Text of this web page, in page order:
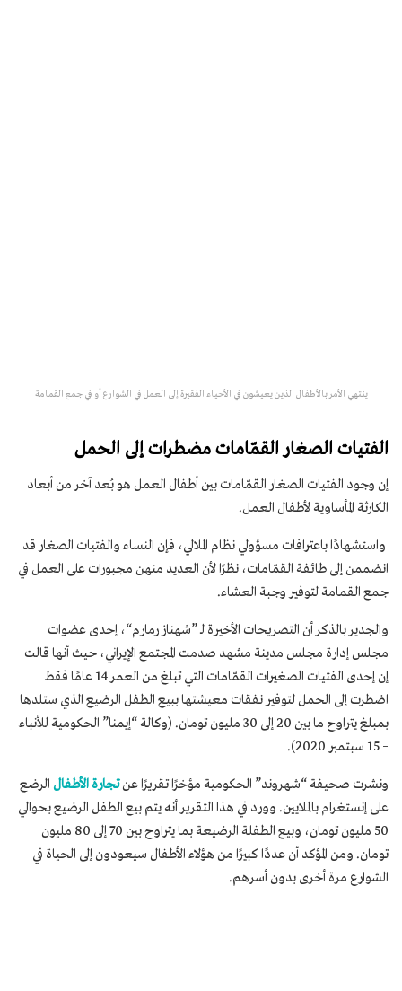
ينتهي الأمر بالأطفال الذين يعيشون في الأحياء الفقيرة إلى العمل في الشوارع أو في جمع القمامة
الفتيات الصغار القمّامات مضطرات إلى الحمل
إن وجود الفتيات الصغار القمّامات بين أطفال العمل هو بُعد آخر من أبعاد
الكارثة المأساوية لأطفال العمل.
واستشهادًا باعترافات مسؤولي نظام الملالي، فإن النساء والفتيات الصغار قد
انضممن إلى طائفة القمّامات، نظرًا لأن العديد منهن مجبورات على العمل في
جمع القمامة لتوفير وجبة العشاء.
والجدير بالذكر أن التصريحات الأخيرة لـ ”شهناز رمارم“، إحدى عضوات
مجلس إدارة مجلس مدينة مشهد صدمت المجتمع الإيراني، حيث أنها قالت
إن إحدى الفتيات الصغيرات القمّامات التي تبلغ من العمر 14 عامًا فقط
اضطرت إلى الحمل لتوفير نفقات معيشتها ببيع الطفل الرضيع الذي ستلدها
بمبلغ يتراوح ما بين 20 إلى 30 مليون تومان. (وكالة “إيمنا” الحكومية للأنباء
– 15 سبتمبر 2020).
ونشرت صحيفة “شهروند” الحكومية مؤخرًا تقريرًا عنتجارة الأطفال الرضع
على إنستغرام بالملايين. وورد في هذا التقرير أنه يتم بيع الطفل الرضيع بحوالي
50 مليون تومان، وبيع الطفلة الرضيعة بما يتراوح بين 70 إلى 80 مليون
تومان. ومن المؤكد أن عددًا كبيرًا من هؤلاء الأطفال سيعودون إلى الحياة في
الشوارع مرة أخرى بدون أسرهم.